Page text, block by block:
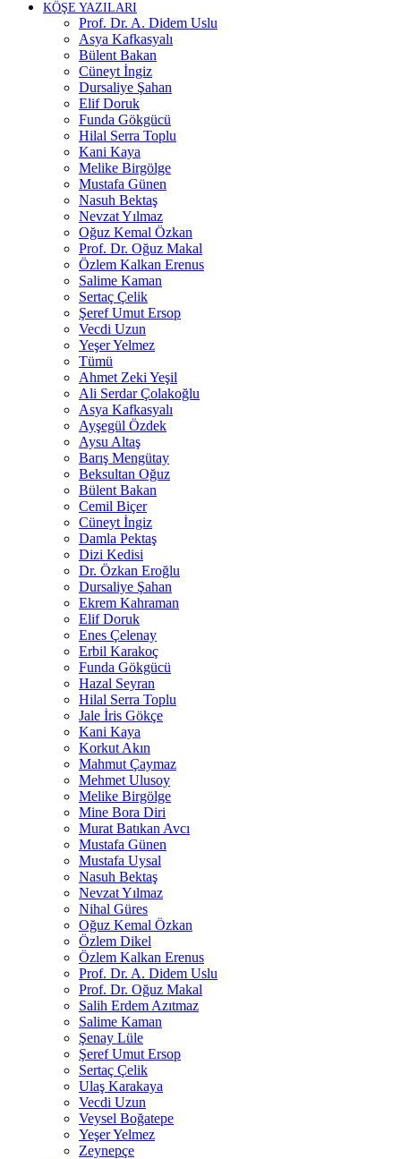
KÖŞE YAZILARI
Prof. Dr. A. Didem Uslu
Asya Kafkasyalı
Bülent Bakan
Cüneyt İngiz
Dursaliye Şahan
Elif Doruk
Funda Gökgücü
Hilal Serra Toplu
Kani Kaya
Melike Birgölge
Mustafa Günen
Nasuh Bektaş
Nevzat Yılmaz
Oğuz Kemal Özkan
Prof. Dr. Oğuz Makal
Özlem Kalkan Erenus
Salime Kaman
Sertaç Çelik
Şeref Umut Ersop
Vecdi Uzun
Yeşer Yelmez
Tümü
Ahmet Zeki Yeşil
Ali Serdar Çolakoğlu
Asya Kafkasyalı
Ayşegül Özdek
Aysu Altaş
Barış Mengütay
Beksultan Oğuz
Bülent Bakan
Cemil Biçer
Cüneyt İngiz
Damla Pektaş
Dizi Kedisi
Dr. Özkan Eroğlu
Dursaliye Şahan
Ekrem Kahraman
Elif Doruk
Enes Çelenay
Erbil Karakoç
Funda Gökgücü
Hazal Seyran
Hilal Serra Toplu
Jale İris Gökçe
Kani Kaya
Korkut Akın
Mahmut Çaymaz
Mehmet Ulusoy
Melike Birgölge
Mine Bora Diri
Murat Batıkan Avcı
Mustafa Günen
Mustafa Uysal
Nasuh Bektaş
Nevzat Yılmaz
Nihal Güres
Oğuz Kemal Özkan
Özlem Dikel
Özlem Kalkan Erenus
Prof. Dr. A. Didem Uslu
Prof. Dr. Oğuz Makal
Salih Erdem Azıtmaz
Salime Kaman
Şenay Lüle
Şeref Umut Ersop
Sertaç Çelik
Ulaş Karakaya
Vecdi Uzun
Veysel Boğatepe
Yeşer Yelmez
Zeynepçe